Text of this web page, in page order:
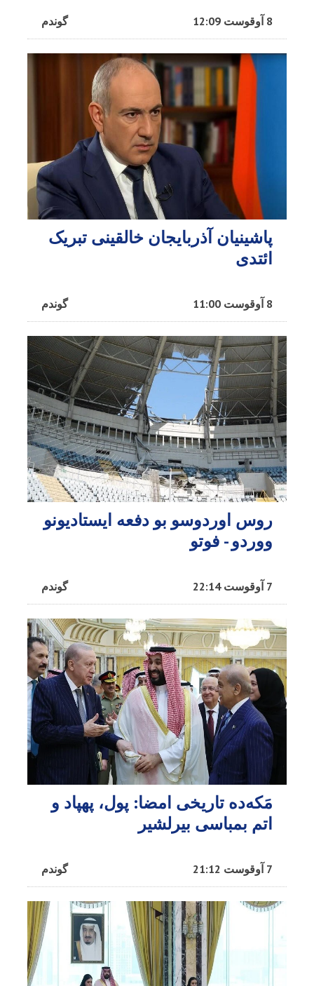
گوندم 8 آوقوست 12:09
پاشینیان آذربایجان خالقینی تبریک
ائتدی
گوندم 8 آوقوست 11:00
روس اوردوسو بو دفعه ایستادیونو
ووردو - فوتو
گوندم 7 آوقوست 22:14
مَکه‌ده تاریخی امضا: پول، پهپاد و
اتم بمباسی بیرلشیر
گوندم 7 آوقوست 21:12